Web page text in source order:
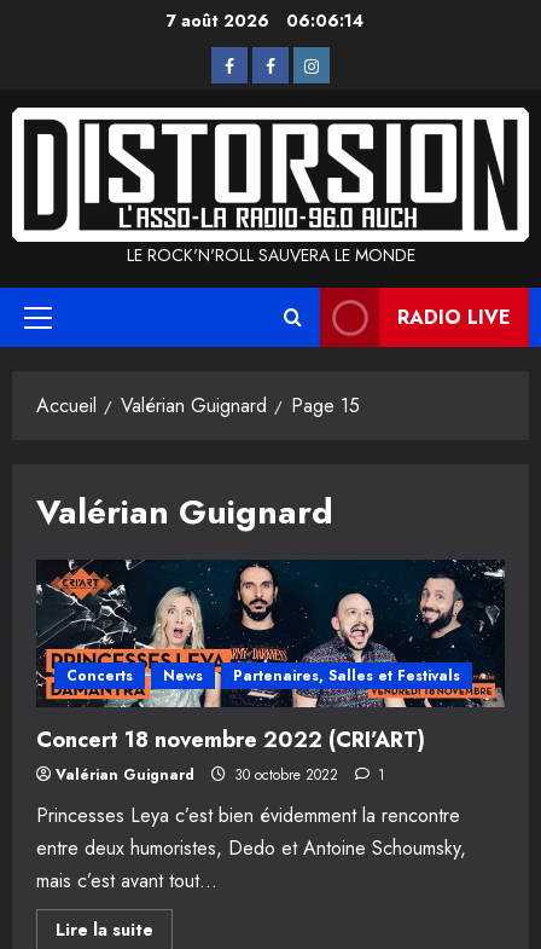
7 août 2026 06:06:14
L’Asso
La
Instagram
LE ROCK'N'ROLL SAUVERA LE MONDE
Menu
RADIO LIVE
Accueil Valérian Guignard Page 15
Valérian Guignard
Concerts News Partenaires, Salles et Festivals
Concert 18 novembre 2022 (CRI’ART)
Valérian Guignard 30 octobre 2022 1
Princesses Leya c’est bien évidemment la rencontre
entre deux humoristes, Dedo et Antoine Schoumsky,
mais c’est avant tout...
Lire la suite